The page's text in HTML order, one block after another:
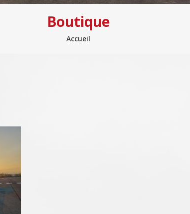
Boutique
Accueil